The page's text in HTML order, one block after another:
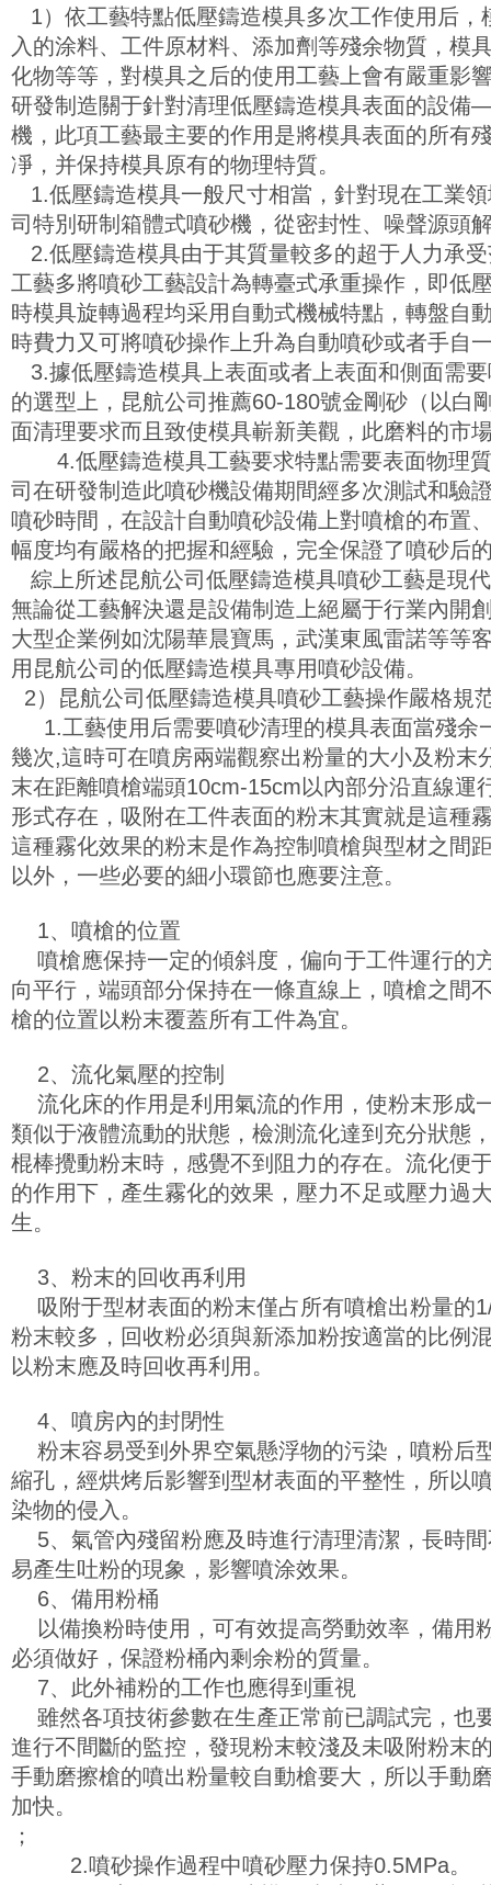
1）依工藝特點低壓鑄造模具多次工作使用后，
入的涂料、工件原材料、添加劑等殘余物質，模
化物等等，對模具之后的使用工藝上會有嚴重影
研發制造關于針對清理低壓鑄造模具表面的設
機，此項工藝最主要的作用是將模具表面的所有
凈，并保持模具原有的物理特質。
1.低壓鑄造模具一般尺寸相當，針對現在工業
司特別研制箱體式噴砂機，從密封性、噪聲源頭
2.低壓鑄造模具由于其質量較多的超于人力承
工藝多將噴砂工藝設計為轉臺式承重操作，即低
時模具旋轉過程均采用自動式機械特點，轉盤自
時費力又可將噴砂操作上升為自動噴砂或者手自
3.據低壓鑄造模具上表面或者上表面和側面需
的選型上，昆航公司推薦60-180號金剛砂（以白
面清理要求而且致使模具嶄新美觀，此磨料的市
4.低壓鑄造模具工藝要求特點需要表面物理質
司在研發制造此噴砂機設備期間經多次測試和驗
噴砂時間，在設計自動噴砂設備上對噴槍的布置
幅度均有嚴格的把握和經驗，完全保證了噴砂后
綜上所述昆航公司低壓鑄造模具噴砂工藝是現
無論從工藝解決還是設備制造上絕屬于行業內開
大型企業例如沈陽華晨寶馬，武漢東風雷諾等等
用昆航公司的低壓鑄造模具專用噴砂設備。
2）昆航公司低壓鑄造模具噴砂工藝操作嚴格規
1.工藝使用后需要噴砂清理的模具表面當殘
幾次,這時可在噴房兩端觀察出粉量的大小及粉末
末在距離噴槍端頭10cm-15cm以內部分沿直線運
形式存在，吸附在工件表面的粉末其實就是這種
這種霧化效果的粉末是作為控制噴槍與型材之間
以外，一些必要的細小環節也應要注意。
1、噴槍的位置
噴槍應保持一定的傾斜度，偏向于工件運行的
向平行，端頭部分保持在一條直線上，噴槍之間
槍的位置以粉末覆蓋所有工件為宜。
2、流化氣壓的控制
流化床的作用是利用氣流的作用，使粉末形成
類似于液體流動的狀態，檢測流化達到充分狀態
棍棒攪動粉末時，感覺不到阻力的存在。流化便
的作用下，產生霧化的效果，壓力不足或壓力過
生。
3、粉末的回收再利用
吸附于型材表面的粉末僅占所有噴槍出粉量的
粉末較多，回收粉必須與新添加粉按適當的比例
以粉末應及時回收再利用。
4、噴房內的封閉性
粉末容易受到外界空氣懸浮物的污染，噴粉后
縮孔，經烘烤后影響到型材表面的平整性，所以
染物的侵入。
5、氣管內殘留粉應及時進行清理清潔，長時
易產生吐粉的現象，影響噴涂效果。
6、備用粉桶
以備換粉時使用，可有效提高勞動效率，備用
必須做好，保證粉桶內剩余粉的質量。
7、此外補粉的工作也應得到重視
雖然各項技術參數在生產正常前已調試完，也
進行不間斷的監控，發現粉末較淺及未吸附粉末
手動磨擦槍的噴出粉量較自動槍要大，所以手動
加快。
；
2.噴砂操作過程中噴砂壓力保持0.5MPa。